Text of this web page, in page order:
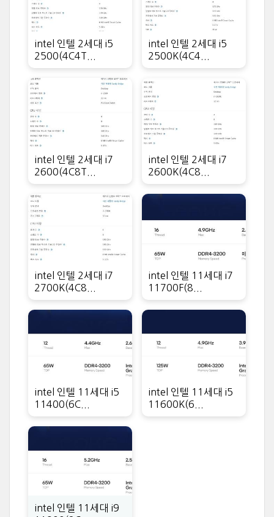
intel 인텔 2세대 i5
2500(4C4T...
intel 인텔 2세대 i5
2500K(4C4...
intel 인텔 2세대 i7
2600(4C8T...
intel 인텔 2세대 i7
2600K(4C8...
intel 인텔 2세대 i7
2700K(4C8...
intel 인텔 11세대 i7
11700F(8...
intel 인텔 11세대 i5
11400(6C...
intel 인텔 11세대 i5
11600K(6...
intel 인텔 11세대 i9